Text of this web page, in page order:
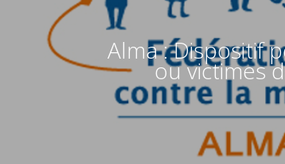
Alma : Dispositif
ou victimes